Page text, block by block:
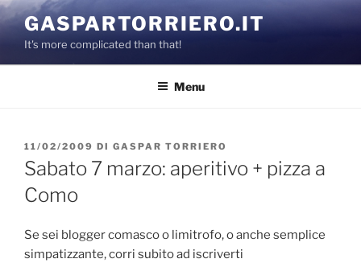
Salta
al
contenuto
GASPARTORRIERO.IT
It's more complicated than that!
Menu
PUBBLICATO
IL
11/02/2009 DI GASPAR TORRIERO
Sabato 7 marzo: aperitivo + pizza a
Como
Se sei blogger comasco o limitrofo, o anche semplice
simpatizzante, corri subito ad iscriverti